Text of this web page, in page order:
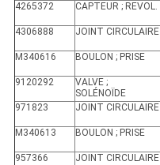
4265372 CAPTEUR ; REVOL.
4306888 JOINT CIRCULAIRE
M340616 BOULON ; PRISE
9120292
VALVE ;
SOLÉNOÏDE
971823 JOINT CIRCULAIRE
M340613 BOULON ; PRISE
957366 JOINT CIRCULAIRE